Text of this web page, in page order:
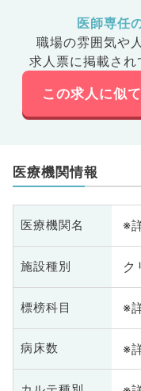
医師専任
職場の雰囲気や
求人票に掲載され
この求人に似
医療機関情報
医療機関名 ※
施設種別 ク
標榜科目 ※
病床数 ※